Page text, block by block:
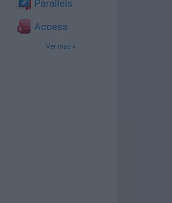
Parallels
Access
Ver más »